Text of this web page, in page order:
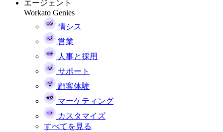
エージェント
Workato Genies
情シス
営業
人事と採用
サポート
顧客体験
マーケティング
カスタマイズ
すべてを見る